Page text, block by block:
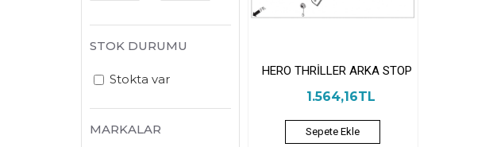
MARKALAR
STOK DURUMU
Stokta var
HERO THRİLLER ARKA STOP
1.564,16TL
Sepete Ekle